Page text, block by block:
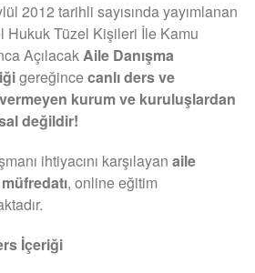
2012 tarihli sayısında yayımlanan
Hukuk Tüzel Kişileri İle Kamu
AçılacakAile Danışma
gereğincecanlı ders ve
kurum ve kuruluşlardan
değildir!
ihtiyacını karşılayan aile
, online eğitim
İçeriği